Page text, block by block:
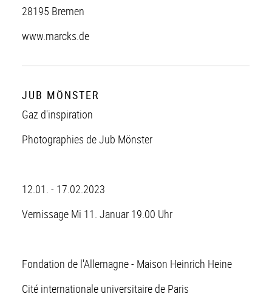
28195 Bremen
www.marcks.de
JUB MÖNSTER
Gaz d'inspiration
Photographies de Jub Mönster
12.01. - 17.02.2023
Vernissage Mi 11. Januar 19.00 Uhr
Fondation de l'Allemagne - Maison Heinrich Heine
Cité internationale universitaire de Paris